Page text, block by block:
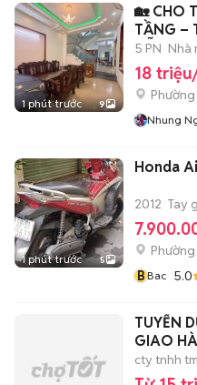
1 phút trước 9
🏡 CHO
TẦNG –
NẴNG
5 PN Nhà
18
Nhung
1 phút trước 5
Honda
2012 Tay
Phường
BBac 5.0
TUYỂN
GIAO
cty tnhh